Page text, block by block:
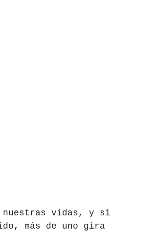
nuestras vidas, y si
más de uno gira